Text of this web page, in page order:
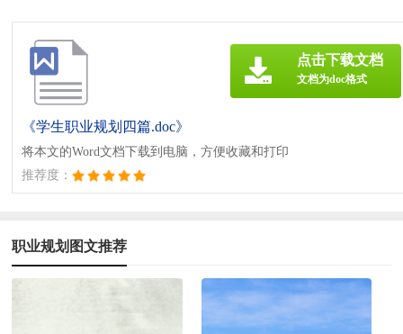
《学生职业规划四篇.doc》
将本文的Word文档下载到电脑，方便收藏和打印
推荐度：
点击下载文档
文档为doc格式
职业规划图文推荐